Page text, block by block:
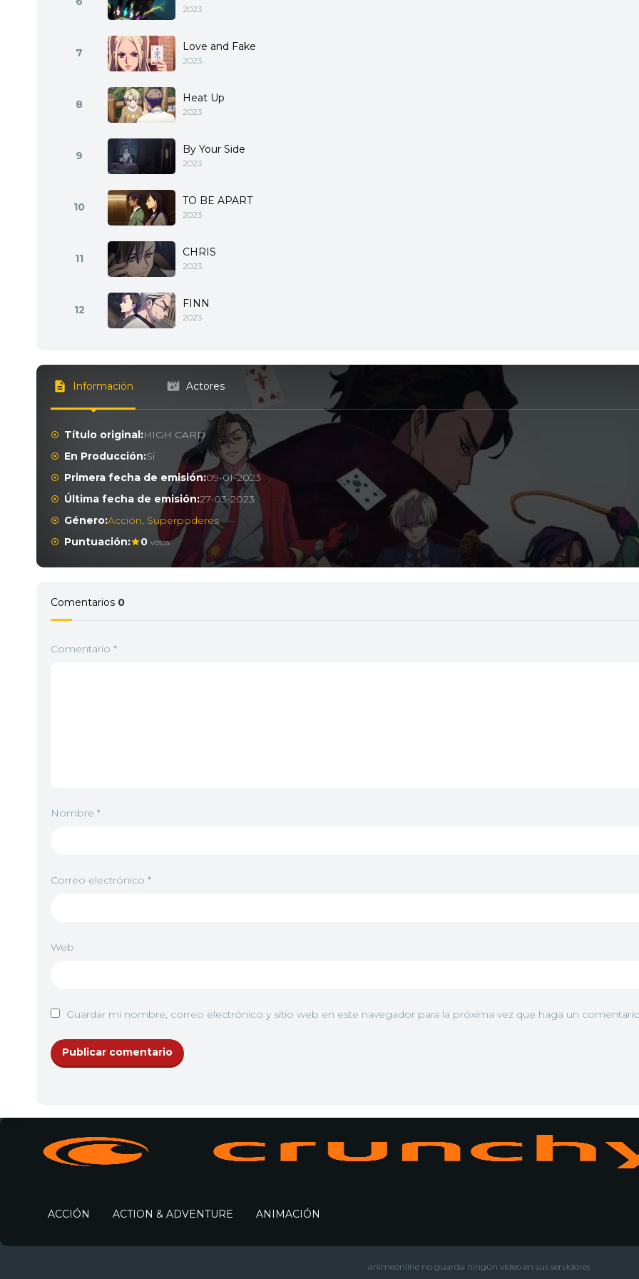
2023
7 Love and Fake
2023
8 Heat Up
2023
9 By Your Side
2023
10 TO BE APART
2023
11 CHRIS
2023
12 FINN
2023
Información Actores
Título original:HIGH CARD
En Producción:Sí
Primera fecha de emisión:09-01-2023
Última fecha de emisión:27-03-2023
Género:Acción, Superpoderes
Puntuación:
0 votos
Comentarios 0
Comentario *
Nombre *
Correo electrónico *
Web
Guardar mi nombre, correo electrónico y sitio web en este navegador para la próxima vez que haga un
ACCIÓN ACTION & ADVENTURE ANIMACIÓN
animeonline no guarda ningún video en sus servidores